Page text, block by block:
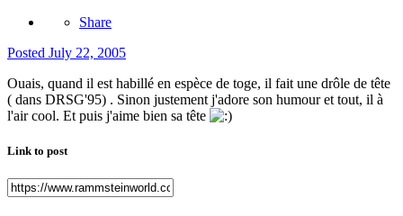
Share
Posted July 22, 2005
Ouais, quand il est habillé en espèce de toge, il fait une drôle de tête
( dans DRSG'95) . Sinon justement j'adore son humour et tout, il à
l'air cool. Et puis j'aime bien sa tête
Link to post